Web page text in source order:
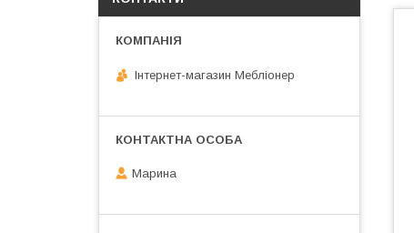
Інтернет-магазин Мебліонер
Марина